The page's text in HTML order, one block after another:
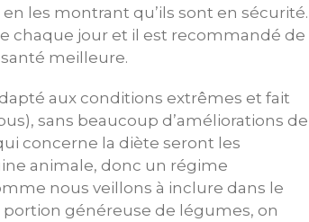
les montrant qu’ils sont en sécurité.
chaque jour et il est recommandé de
meilleure.
aux conditions extrêmes et fait
sans beaucoup d’améliorations de
concerne la diète seront les
animale, donc un régime
nous veillons à inclure dans le
généreuse de légumes, on